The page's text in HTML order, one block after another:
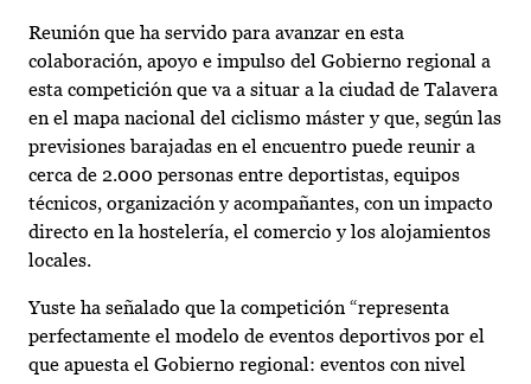
Reunión que ha servido para avanzar en esta
colaboración, apoyo e impulso del Gobierno regional a
esta competición que va a situar a la ciudad de Talavera
en el mapa nacional del ciclismo máster y que, según las
previsiones barajadas en el encuentro puede reunir a
cerca de 2.000 personas entre deportistas, equipos
técnicos, organización y acompañantes, con un impacto
directo en la hostelería, el comercio y los alojamientos
locales.
Yuste ha señalado que la competición “representa
perfectamente el modelo de eventos deportivos por el
que apuesta el Gobierno regional: eventos con nivel